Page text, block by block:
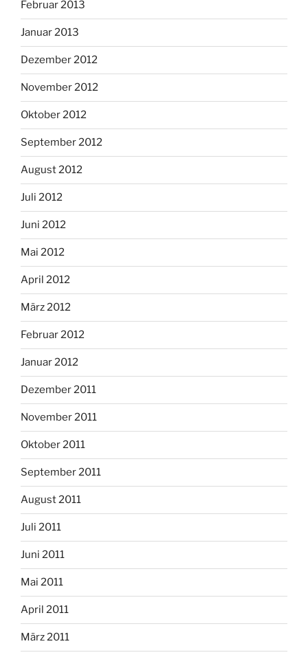
Februar 2013
Januar 2013
Dezember 2012
November 2012
Oktober 2012
September 2012
August 2012
Juli 2012
Juni 2012
Mai 2012
April 2012
März 2012
Februar 2012
Januar 2012
Dezember 2011
November 2011
Oktober 2011
September 2011
August 2011
Juli 2011
Juni 2011
Mai 2011
April 2011
März 2011